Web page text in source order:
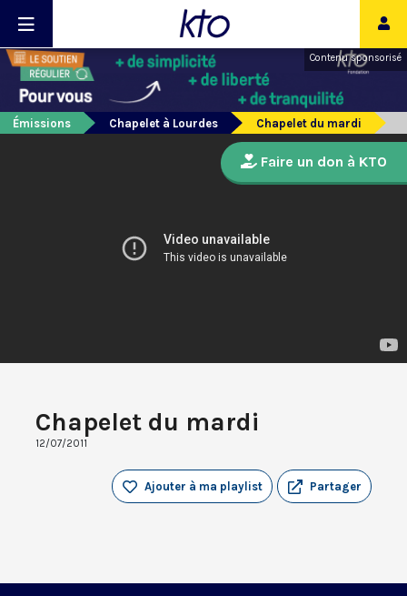
Contenu sponsorisé
Émissions Chapelet à Lourdes Chapelet du mardi
Chapelet du mardi
12/07/2011
Partager
Ajouter à ma playlist
Faire un don à KTO